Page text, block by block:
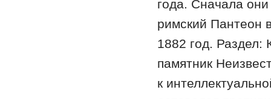
года. Сначала
римский Пантеон
1882 год. Раздел:
памятник
к